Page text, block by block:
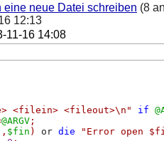
neue Datei schreiben (8
12:13
11-16 14:08
<filein> <fileout>\n" if
@ARGV;
, $fin ) or die
"Error open